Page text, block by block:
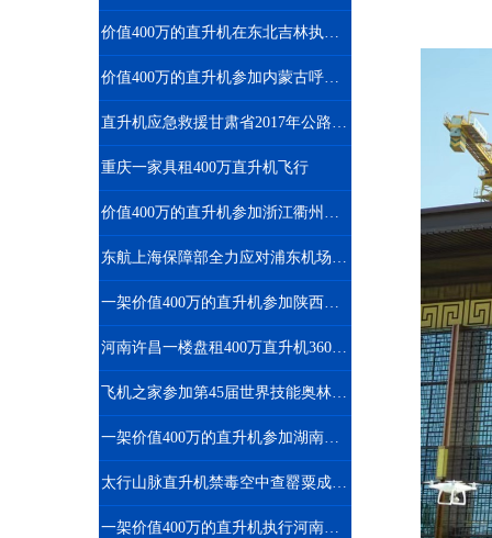
价值400万的直升机在东北吉林执行巡查任务
价值400万的直升机参加内蒙古呼伦贝尔静展活动
直升机应急救援甘肃省2017年公路交通地震应急开启
重庆一家具租400万直升机飞行
价值400万的直升机参加浙江衢州静展活动
东航上海保障部全力应对浦东机场低云天气
一架价值400万的直升机参加陕西汉中直升机空中巡查活动
河南许昌一楼盘租400万直升机360度空中看房
飞机之家参加第45届世界技能奥林匹克选拔赛
一架价值400万的直升机参加湖南岳阳电力巡线活动
太行山脉直升机禁毒空中查罂粟成新手段
一架价值400万的直升机执行河南商丘林业飞防